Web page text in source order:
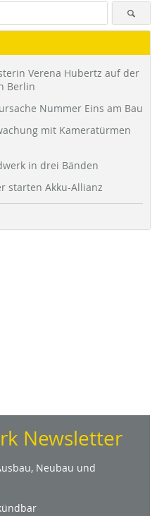
Verena Hubertz auf der
Berlin
Nummer Eins am Bau
mit Kameratürmen
in drei Bänden
starten Akku-Allianz
Newsletter
Neubau und